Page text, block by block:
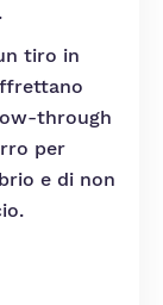
tiro in
through
per
e di non